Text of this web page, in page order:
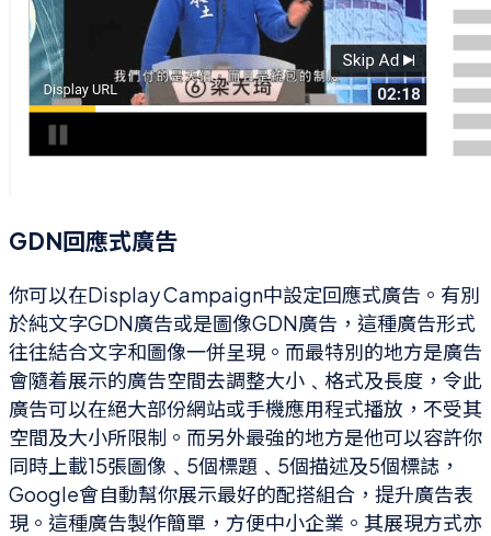
GDN回應式廣告
你可以在Display Campaign中設定回應式廣告。有別
於純文字GDN廣告或是圖像GDN廣告，這種廣告形式
往往結合文字和圖像一併呈現。而最特別的地方是廣告
會隨着展示的廣告空間去調整大小﹑格式及長度，令此
廣告可以在絕大部份網站或手機應用程式播放，不受其
空間及大小所限制。而另外最強的地方是他可以容許你
同時上載15張圖像﹑5個標題﹑5個描述及5個標誌，
Google會自動幫你展示最好的配搭組合，提升廣告表
現。這種廣告製作簡單，方便中小企業。其展現方式亦